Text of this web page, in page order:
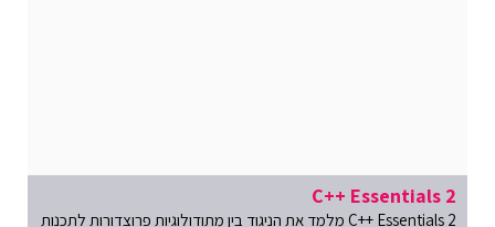
C++ Essentials 2
C++ Essentials 2 מלמד את הניגוד בין מתודולוגיות פרוצדורות לתכנות